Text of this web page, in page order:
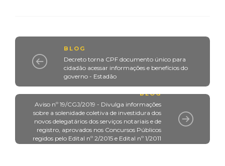
BLOG
Decreto torna CPF documento único para
cidadão acessar informações e benefícios do
governo - Estadão
BLOG
Aviso nº 19/CGJ/2019 - Divulga informações
sobre a solenidade coletiva de investidura dos
novos delegatários dos serviços notariais e de
registro, aprovados nos Concursos Públicos
regidos pelo Edital nº 2/2015 e Edital nº 1/2011